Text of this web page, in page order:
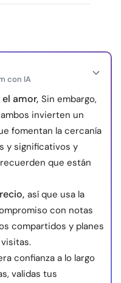
reservados.
con IA
amor, Sin embargo,
invierten un
fomentan la cercanía
y significativos y
que están
así que usa la
con notas
compartidos y planes
confianza a lo largo
validas tus